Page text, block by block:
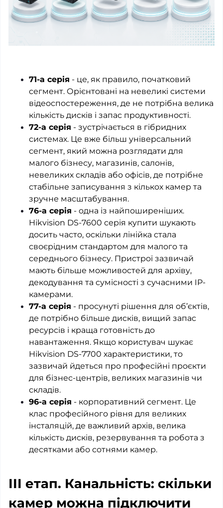
71-а серія - це, як правило, початковий
сегмент. Орієнтовані на невеликі системи
відеоспостереження, де не потрібна велика
кількість дисків і запас продуктивності.
72-а серія - зустрічається в гібридних
системах. Це вже більш універсальний
сегмент, який можна розглядати для
малого бізнесу, магазинів, салонів,
невеликих складів або офісів, де потрібне
стабільне записування з кількох камер та
зручне масштабування.
76-а серія - одна із найпоширеніших.
Hikvision DS-7600 серія купити шукають
досить часто, оскільки лінійка стала
своєрідним стандартом для малого та
середнього бізнесу. Пристрої зазвичай
мають більше можливостей для архіву,
декодування та сумісності з сучасними IP-
камерами.
77-а серія - просунуті рішення для об’єктів,
де потрібно більше дисків, вищий запас
ресурсів і краща готовність до
навантаження. Якщо користувач шукає
Hikvision DS-7700 характеристики, то
зазвичай йдеться про професійні проєкти
для бізнес-центрів, великих магазинів чи
складів.
96-а серія - корпоративний сегмент. Це
клас професійного рівня для великих
інсталяцій, де важливий архів, велика
кількість дисків, резервування та робота з
десятками або сотнями камер.
III етап. Канальність: скільки
камер можна підключити